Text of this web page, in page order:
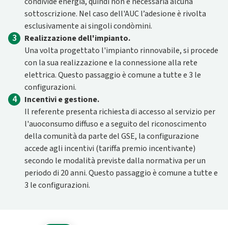
sottoscrizione. Nel caso dell'AUC l’adesione è rivolta
esclusivamente ai singoli condòmini.
3
Realizzazione dell'impianto.
Una volta progettato l'impianto rinnovabile, si procede
con la sua realizzazione e la connessione alla rete
elettrica. Questo passaggio è comune a tutte e 3 le
configurazioni.
4
Incentivi e gestione.
Il referente presenta richiesta di accesso al servizio per
l'auoconsumo diffuso e a seguito del riconoscimento
della comunità da parte del GSE, la configurazione
accede agli incentivi (tariffa premio incentivante)
secondo le modalità previste dalla normativa per un
periodo di 20 anni. Questo passaggio è comune a tutte e
3 le configurazioni.